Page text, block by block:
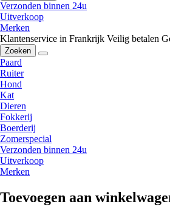
Verzonden binnen 24u
Uitverkoop
Merken
Klantenservice in Frankrijk Veilig betalen
Zoeken
Paard
Ruiter
Hond
Kat
Dieren
Fokkerij
Boerderij
Zomerspecial
Verzonden binnen 24u
Uitverkoop
Merken
Toevoegen aan